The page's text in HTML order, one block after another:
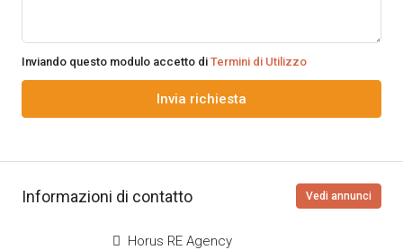
Inviando questo modulo accetto di Termini di Utilizzo
Invia richiesta
Informazioni di contatto Vedi annunci
Horus RE Agency